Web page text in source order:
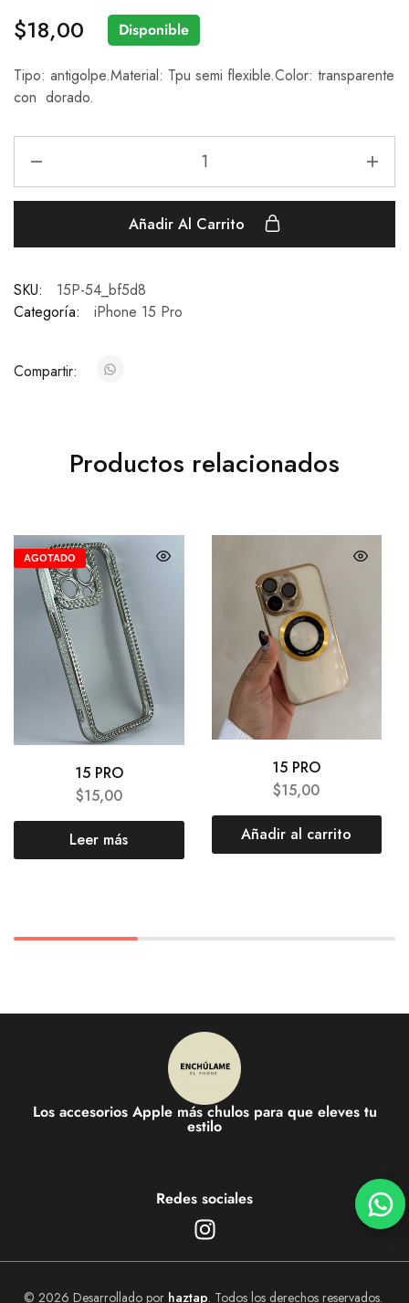
$18,00 Disponible
Tipo: antigolpe.Material: Tpu semi flexible.Color: transparente
con dorado.
Añadir Al Carrito
SKU:
15P-54_bf5d8
Categoría:
iPhone 15 Pro
Compartir:
Productos relacionados
AGOTADO
15 PRO
$15,00
Leer más
15 PRO
$15,00
Añadir al carrito
Los accesorios Apple más chulos para que eleves tu
estilo
Redes sociales
© 2026 Desarrollado por haztap. Todos los derechos reservados.